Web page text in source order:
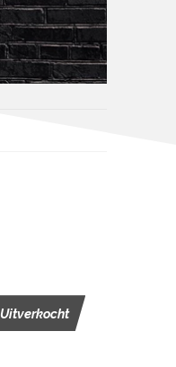
Uitverkocht